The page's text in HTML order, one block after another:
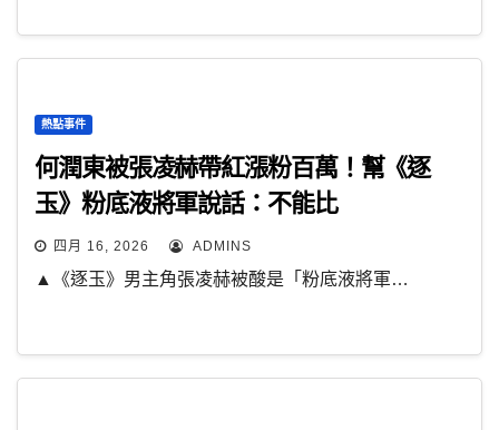
熱點事件
何潤東被張凌赫帶紅漲粉百萬！幫《逐
玉》粉底液將軍說話：不能比
四月 16, 2026 ADMINS
▲《逐玉》男主角張凌赫被酸是「粉底液將軍…